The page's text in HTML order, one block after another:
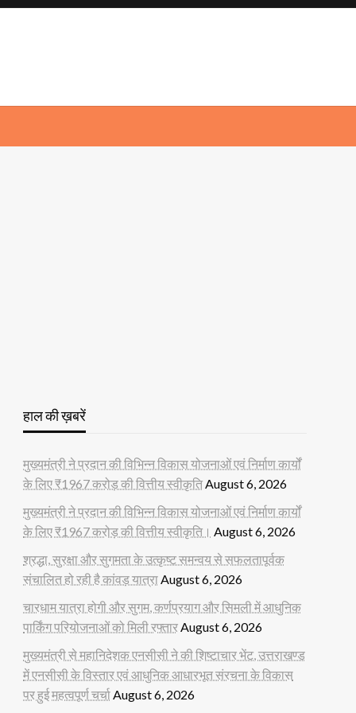
हाल की ख़बरें
मुख्यमंत्री ने प्रदान की विभिन्न विकास योजनाओं एवं निर्माण कार्यों
के लिए ₹1967 करोड़ की वित्तीय स्वीकृतिAugust 6, 2026
मुख्यमंत्री ने प्रदान की विभिन्न विकास योजनाओं एवं निर्माण कार्यों
के लिए ₹1967 करोड़ की वित्तीय स्वीकृति। August 6, 2026
श्रद्धा, सुरक्षा और सुगमता के उत्कृष्ट समन्वय से सफलतापूर्वक
संचालित हो रही है कांवड़ यात्राAugust 6, 2026
चारधाम यात्रा होगी और सुगम, कर्णप्रयाग और सिमली में आधुनिक
पार्किंग परियोजनाओं को मिली रफ्तारAugust 6, 2026
मुख्यमंत्री से महानिदेशक एनसीसी ने की शिष्टाचार भेंट, उत्तराखण्ड
में एनसीसी के विस्तार एवं आधुनिक आधारभूत संरचना के विकास
पर हुई महत्वपूर्ण चर्चाAugust 6, 2026